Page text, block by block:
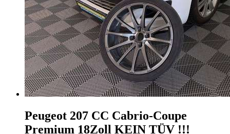
Peugeot 207 CC Cabrio-Coupe
Premium 18Zoll KEIN TÜV !!!